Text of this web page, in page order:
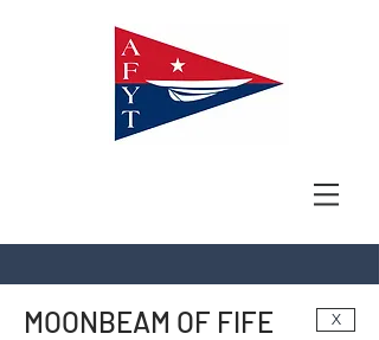
MOONBEAM OF FIFE X